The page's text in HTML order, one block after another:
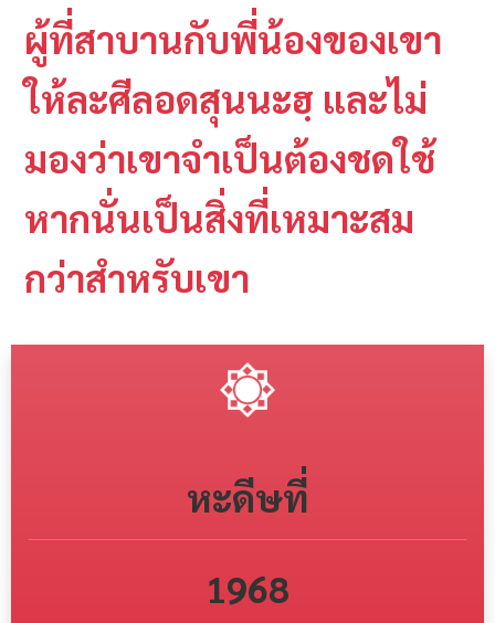
ผู้ที่สาบานกับพี่น้องของเขา
ให้ละศีลอดสุนนะฮฺ และไม่
มองว่าเขาจำเป็นต้องชดใช้
หากนั่นเป็นสิ่งที่เหมาะสม
กว่าสำหรับเขา
หะดีษที่
1968